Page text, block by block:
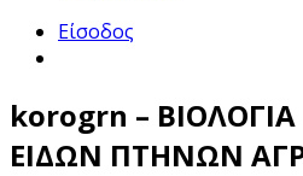
Είσοδος
korogrn –
ΕΙΔΩΝ ΠΤΗΝΩΝ